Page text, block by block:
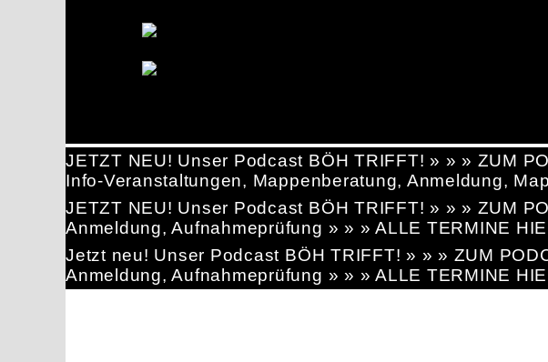
JETZT NEU! Unser Podcast BÖH TRIFFT! » » » ZUM
Info-Veranstaltungen, Mappenberatung, Anmeldung,
JETZT NEU! Unser Podcast BÖH TRIFFT! » » » ZUM
Anmeldung, Aufnahmeprüfung » » » ALLE TERMINE
Jetzt neu! Unser Podcast BÖH TRIFFT! » » » ZUM
Anmeldung, Aufnahmeprüfung » » » ALLE TERMINE